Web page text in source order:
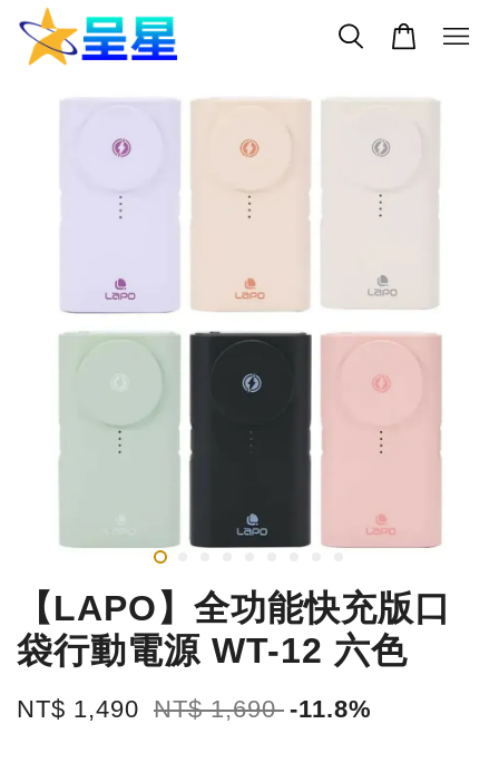
【LAPO】全功能快充版口
袋行動電源 WT-12 六色
NT$ 1,490 NT$ 1,690 -11.8%